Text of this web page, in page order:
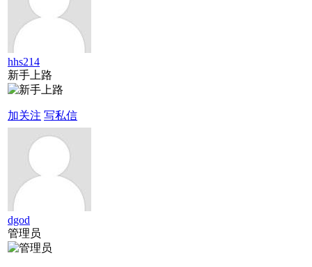
hhs214
新手上路
加关注 写私信
dgod
管理员